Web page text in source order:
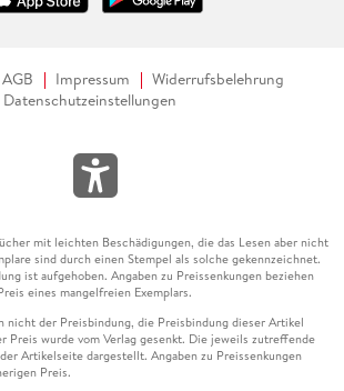
AGB Impressum
Widerrufsbelehrung
Datenschutzeinstellungen
mit leichten Beschädigungen, die das Lesen aber nicht
sind durch einen Stempel als solche gekennzeichnet.
ist aufgehoben. Angaben zu Preissenkungen beziehen
eines mangelfreien Exemplars.
nicht der Preisbindung, die Preisbindung dieser Artikel
Preis wurde vom Verlag gesenkt. Die jeweils zutreffende
Artikelseite dargestellt. Angaben zu Preissenkungen
Preis.